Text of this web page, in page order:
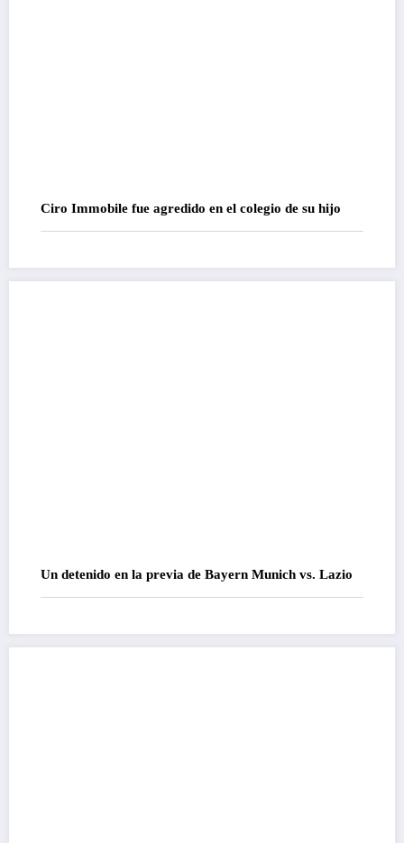
Ciro Immobile fue agredido en el colegio de su hijo
Un detenido en la previa de Bayern Munich vs. Lazio